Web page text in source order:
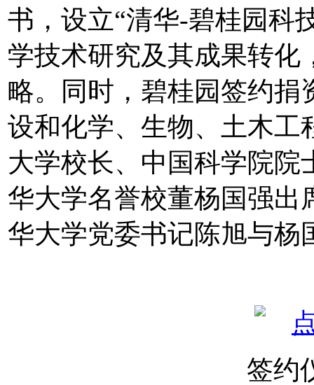
书，设立“清华-碧桂园科
学技术研究及其成果转化
略。同时，碧桂园签约捐
设和化学、生物、土木工
大学校长、中国科学院院
华大学名誉校董杨国强出
华大学党委书记陈旭与杨
签约